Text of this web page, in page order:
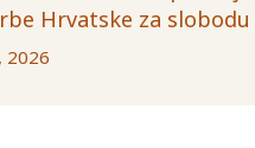
Hrvatske za slobodu
2026